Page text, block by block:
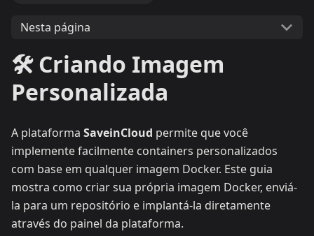
Nesta página
🛠️ Criando Imagem
Personalizada
A plataforma SaveinCloud permite que você
implemente facilmente containers personalizados
com base em qualquer imagem Docker. Este guia
mostra como criar sua própria imagem Docker, enviá-
la para um repositório e implantá-la diretamente
através do painel da plataforma.